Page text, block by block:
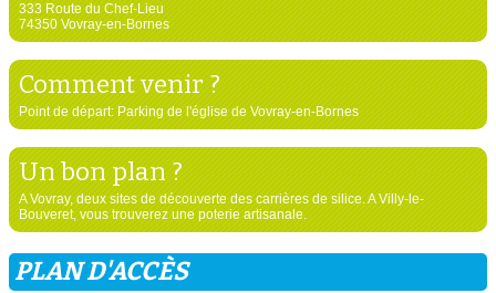
333 Route du Chef-Lieu
74350 Vovray-en-Bornes
Comment venir ?
Point de départ: Parking de l'église de Vovray-en-Bornes
Un bon plan ?
A Vovray, deux sites de découverte des carrières de silice. A Villy-le-
Bouveret, vous trouverez une poterie artisanale.
PLAN D'ACCÈS